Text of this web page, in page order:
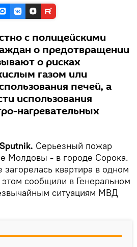
с полицейскими
о предотвращении
о рисках
газом или
печей, а
использования
нагревательных
Серьезный пожар
Молдовы - в городе Сорока.
квартира в одном
сообщили в Генеральном
ситуациям МВД